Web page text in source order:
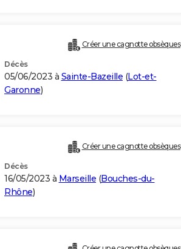
Créer une cagnotte obsèques
Décès
05/06/2023 à Sainte-Bazeille (Lot-et-
Garonne)
Créer une cagnotte obsèques
Décès
16/05/2023 à Marseille (Bouches-du-
Rhône)